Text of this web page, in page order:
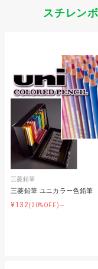
スチレン
三菱鉛筆
三菱鉛筆 ユニカラー色鉛筆
¥132(20%OFF)～